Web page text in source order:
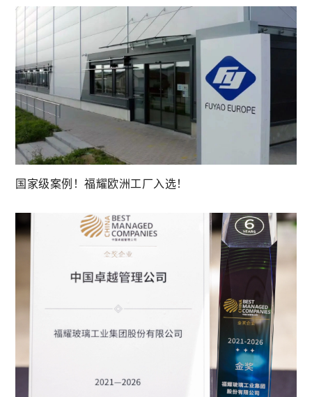
国家级案例！福耀欧洲工厂入选！